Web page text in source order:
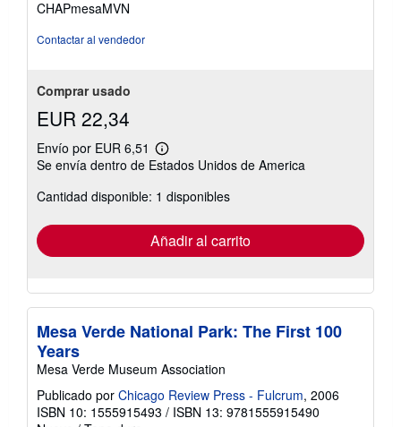
CHAPmesaMVN
Contactar al vendedor
Comprar usado
EUR 22,34
Envío por EUR 6,51
Más
información
las
tarifas
envío
Se envía dentro de Estados Unidos de America
Cantidad disponible: 1 disponibles
Añadir al carrito
Mesa Verde National Park: The First 100
Years
Mesa Verde Museum Association
Publicado por Chicago Review Press - Fulcrum, 2006
ISBN 10: 1555915493 / ISBN 13: 9781555915490